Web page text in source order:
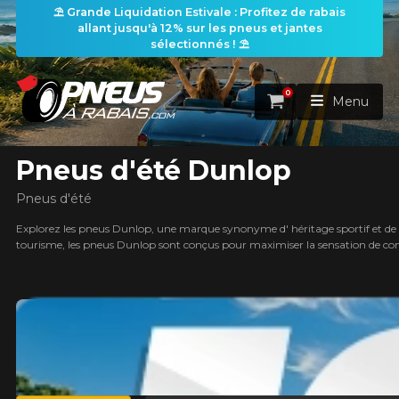
⛱️ Grande Liquidation Estivale : Profitez de rabais
allant jusqu'à 12% sur les pneus et jantes
sélectionnés ! ⛱️
ACCUEIL
Par dimensions Par véhicule
Recherche par dimensions DIAMÈTRE
RECHERCHE DE ROUES VOIR TOUT
Par véhicule Par dimensions
ENSEMBLES
RECHERCHE D'ENSEMBLES
Panier
0
Menu
Pneus d'été Dunlop
Pneus d'été
Explorez les pneus Dunlop, une marque synonyme d' héritage sportif et
tourisme, les pneus Dunlop sont conçus pour maximiser la sensation de
les filtres